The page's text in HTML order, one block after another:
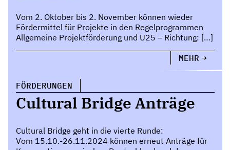
Vom 2. Oktober bis 2. November können wieder
Fördermittel für Projekte in den Regelprogrammen
Allgemeine Projektförderung und U25 – Richtung: […]
MEHR
FÖRDERUNGEN
Cultural Bridge Anträge
Cultural Bridge geht in die vierte Runde:
Vom 15.10.-26.11.2024 können erneut Anträge für